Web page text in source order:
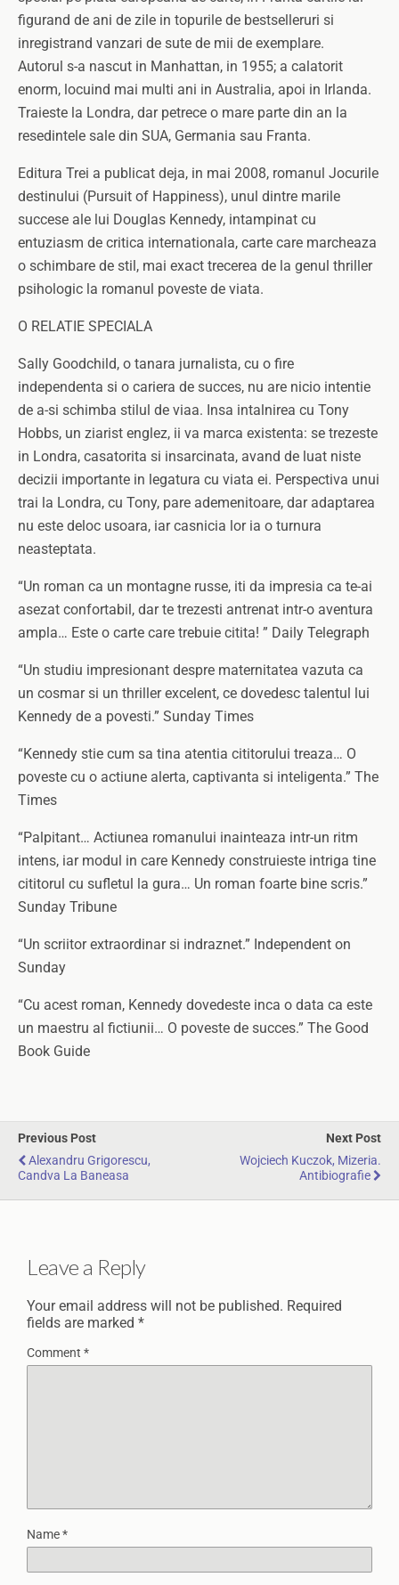
figurand de ani de zile in topurile de bestselleruri si
inregistrand vanzari de sute de mii de exemplare.
Autorul s-a nascut in Manhattan, in 1955; a calatorit
enorm, locuind mai multi ani in Australia, apoi in Irlanda.
Traieste la Londra, dar petrece o mare parte din an la
resedintele sale din SUA, Germania sau Franta.
Editura Trei a publicat deja, in mai 2008, romanul Jocurile
destinului (Pursuit of Happiness), unul dintre marile
succese ale lui Douglas Kennedy, intampinat cu
entuziasm de critica internationala, carte care marcheaza
o schimbare de stil, mai exact trecerea de la genul thriller
psihologic la romanul poveste de viata.
O RELATIE SPECIALA
Sally Goodchild, o tanara jurnalista, cu o fire
independenta si o cariera de succes, nu are nicio intentie
de a-si schimba stilul de viaa. Insa intalnirea cu Tony
Hobbs, un ziarist englez, ii va marca existenta: se trezeste
in Londra, casatorita si insarcinata, avand de luat niste
decizii importante in legatura cu viata ei. Perspectiva unui
trai la Londra, cu Tony, pare ademenitoare, dar adaptarea
nu este deloc usoara, iar casnicia lor ia o turnura
neasteptata.
“Un roman ca un montagne russe, iti da impresia ca te-ai
asezat confortabil, dar te trezesti antrenat intr-o aventura
ampla… Este o carte care trebuie citita! ” Daily Telegraph
“Un studiu impresionant despre maternitatea vazuta ca
un cosmar si un thriller excelent, ce dovedesc talentul lui
Kennedy de a povesti.” Sunday Times
“Kennedy stie cum sa tina atentia cititorului treaza… O
poveste cu o actiune alerta, captivanta si inteligenta.” The
Times
“Palpitant… Actiunea romanului inainteaza intr-un ritm
intens, iar modul in care Kennedy construieste intriga tine
cititorul cu sufletul la gura… Un roman foarte bine scris.”
Sunday Tribune
“Un scriitor extraordinar si indraznet.” Independent on
Sunday
“Cu acest roman, Kennedy dovedeste inca o data ca este
un maestru al fictiunii… O poveste de succes.” The Good
Book Guide
Previous Post
Alexandru Grigorescu,
Candva La Baneasa
Next Post
Wojciech Kuczok, Mizeria.
Antibiografie
Leave a Reply
Your email address will not be published. Required
fields are marked *
Comment *
Name*